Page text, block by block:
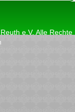
e.V. Alle Rechte